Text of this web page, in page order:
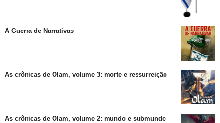
A Guerra de Narrativas
As crônicas de Olam, volume 3: morte e ressurreição
As crônicas de Olam, volume 2: mundo e submundo